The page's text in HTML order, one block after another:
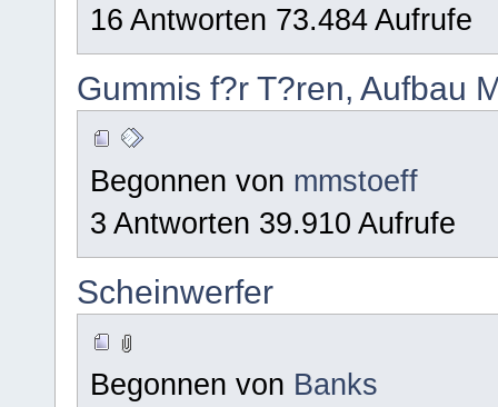
16 Antworten 73.484 Aufrufe
Gummis f?r T?ren, Aufbau
Begonnen von mmstoeff
3 Antworten 39.910 Aufrufe
Scheinwerfer
Begonnen von Banks